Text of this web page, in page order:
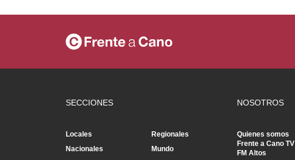
SECCIONES
Locales
Regionales
Nacionales
Mundo
NOSOTROS
Quienes somos
Frente a Cano TV
FM Altos